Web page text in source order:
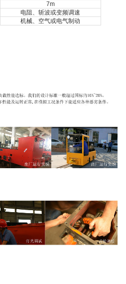
7m
电阻、斩波或变频调速
机械、空气或电气制动